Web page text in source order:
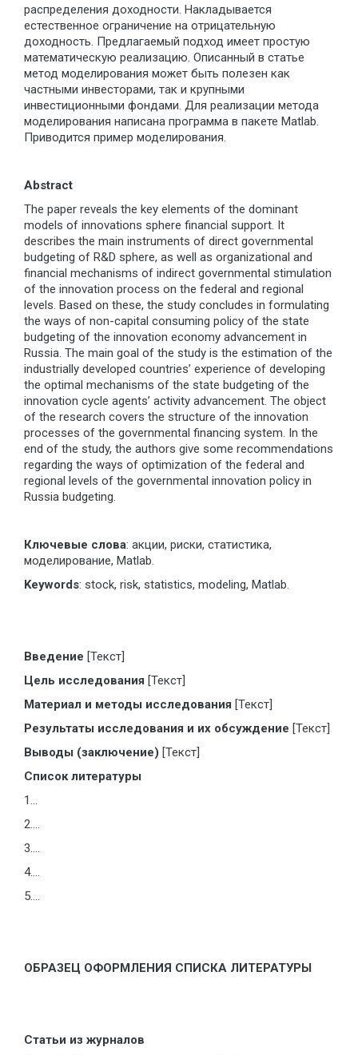
распределения доходности. Накладывается
естественное ограничение на отрицательную
доходность. Предлагаемый подход имеет простую
математическую реализацию. Описанный в статье
метод моделирования может быть полезен как
частными инвесторами, так и крупными
инвестиционными фондами. Для реализации метода
моделирования написана программа в пакете Matlab.
Приводится пример моделирования.
Abstract
The paper reveals the key elements of the dominant
models of innovations sphere financial support. It
describes the main instruments of direct governmental
budgeting of R&D sphere, as well as organizational and
financial mechanisms of indirect governmental stimulation
of the innovation process on the federal and regional
levels. Based on these, the study concludes in formulating
the ways of non-capital consuming policy of the state
budgeting of the innovation economy advancement in
Russia. The main goal of the study is the estimation of the
industrially developed countries’ experience of developing
the optimal mechanisms of the state budgeting of the
innovation cycle agents’ activity advancement. The object
of the research covers the structure of the innovation
processes of the governmental financing system. In the
end of the study, the authors give some recommendations
regarding the ways of optimization of the federal and
regional levels of the governmental innovation policy in
Russia budgeting.
Ключевые слова: акции, риски, статистика,
моделирование, Matlab.
Keywords: stock, risk, statistics, modeling, Matlab.
Введение [Текст]
Цель исследования [Текст]
Материал и методы исследования [Текст]
Результаты исследования и их обсуждение [Текст]
Выводы (заключение) [Текст]
Список литературы
1…
2….
3….
4….
5….
ОБРАЗЕЦ ОФОРМЛЕНИЯ СПИСКА ЛИТЕРАТУРЫ
Статьи из журналов